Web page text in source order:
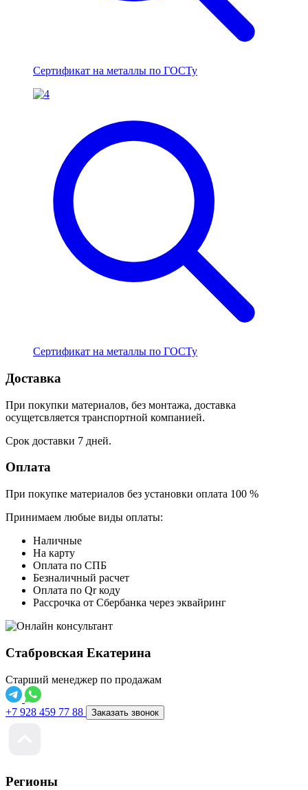
Сертификат на металлы по ГОСТу
Сертификат на металлы по ГОСТу
Доставка
При покупки материалов, без монтажа, доставка
осущетсвляется транспортной компанией.
Срок доставки 7 дней.
Оплата
При покупке материалов без установки оплата 100 %
Принимаем любые виды оплаты:
Наличные
На карту
Оплата по СПБ
Безналичный расчет
Оплата по Qr коду
Рассрочка от Сбербанка через эквайринг
Стабровская Екатерина
Старший менеджер по продажам
+7 928 459 77 88 Заказать звонок
Регионы